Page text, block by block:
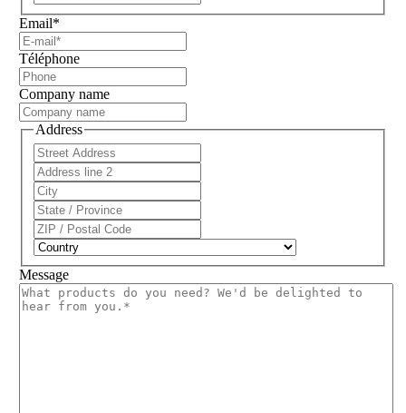
name*
Email*
Téléphone
Company name
Address
postal
Message